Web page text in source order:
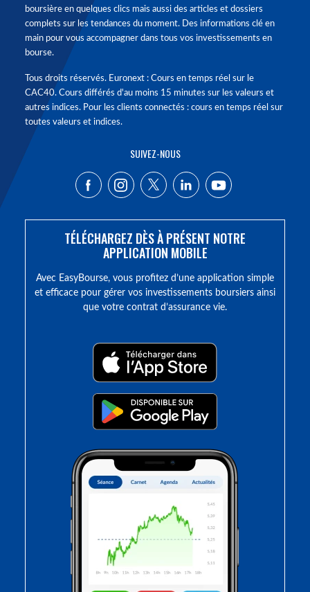
boursière en quelques clics mais aussi des articles et dossiers
complets sur les tendances du moment. Des informations clé en
main pour vous accompagner dans tous vos investissements en
bourse.
Tous droits réservés. Euronext : Cours en temps réel sur le
CAC40. Cours différés d'au moins 15 minutes sur les valeurs et
autres indices. Pour les clients connectés : cours en temps réel sur
toutes valeurs et indices.
SUIVEZ-NOUS
TÉLÉCHARGEZ DÈS À PRÉSENT NOTRE
APPLICATION MOBILE
Avec EasyBourse, vous profitez d’une application simple
et efficace pour gérer vos investissements boursiers ainsi
que votre contrat d’assurance vie.